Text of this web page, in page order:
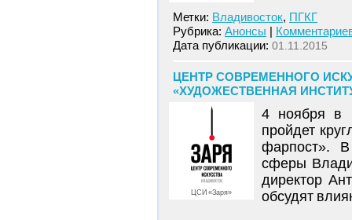
Метки: Владивосток, ПГКГ
Рубрика: Анонсы |
Дата публикации: 01.11.2015
ЦЕНТР СОВРЕМЕННОГО
«ХУДОЖЕСТВЕННАЯ
ЦСИ «Заря»
4 ноября в
пройдет
фарпост». В
сферы
директор
обсудят